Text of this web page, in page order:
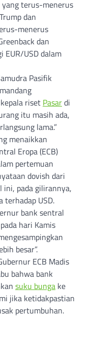
terus-menerus
dan
menerus
dan
EUR/USD dalam
Pasifik
riset Pasardi
itu masih ada,
lama.”
menaikkan
Eropa (ECB)
pertemuan
dovish dari
ini, pada gilirannya,
terhadap USD.
bank sentral
hari Kamis
besar”.
ECB Madis
bahwa bank
suku bunga ke
jika ketidakpastian
pertumbuhan.